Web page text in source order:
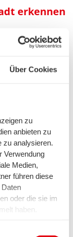
Über Cookies
zu
anbieten zu
zu analysieren.
Verwendung
Medien,
führen diese
oder die sie im
haben.
erkennen
und ein
oder
Dachs